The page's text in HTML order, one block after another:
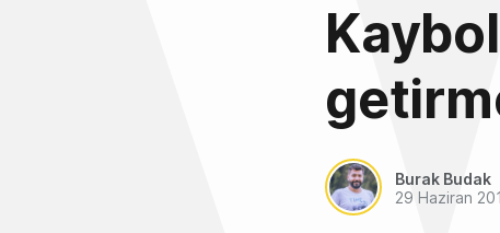
Burak Budak
29 Haziran